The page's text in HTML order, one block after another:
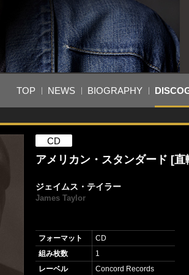
TOP NEWS BIOGRAPHY
CD
アメリカン・スタンダード [直
ジェイムス・テイラー
James Taylor
フォーマット
CD
組み枚数
1
レーベル
Concord Records